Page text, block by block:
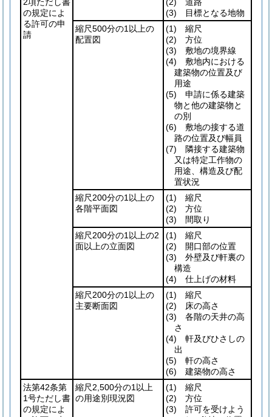
の規定によ
る許可の申
請
(3) 目標となる地物
縮尺500分の1以上の
配置図
(1) 縮尺
(2) 方位
(3) 敷地の境界線
(4) 敷地内における
建築物の位置及び
用途
(5) 申請に係る建築
物と他の建築物と
の別
(6) 敷地の接する道
路の位置及び幅員
(7) 隣接する建築物
又は特定工作物の
用途、構造及び配
置状況
縮尺200分の1以上の
各階平面図
(1) 縮尺
(2) 方位
(3) 間取り
縮尺200分の1以上の2
面以上の立面図
(1) 縮尺
(2) 開口部の位置
(3) 外壁及び軒裏の
構造
(4) 仕上げの材料
縮尺200分の1以上の
主要断面図
(1) 縮尺
(2) 床の高さ
(3) 各階の天井の高
さ
(4) 軒及びひさしの
出
(5) 軒の高さ
(6) 建築物の高さ
法第42条第
1号ただし書
の規定によ
縮尺2,500分の1以上
の用途別現況図
(1) 縮尺
(2) 方位
(3) 許可を受けよう